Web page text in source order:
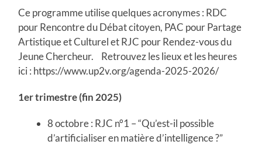
Ce programme utilise quelques acronymes : RDC
pour Rencontre du Débat citoyen, PAC pour Partage
Artistique et Culturel et RJC pour Rendez-vous du
Jeune Chercheur. Retrouvez les lieux et les heures
ici : https://www.up2v.org/agenda-2025-2026/
1er trimestre (fin 2025)
8 octobre : RJC n°1 – “Qu’est-il possible
d’artificialiser en matière d’intelligence ?”